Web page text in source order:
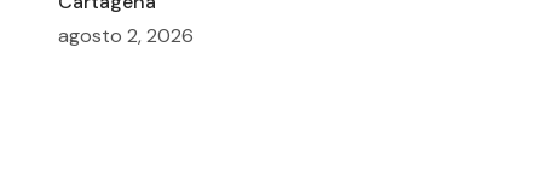
agosto 2, 2026